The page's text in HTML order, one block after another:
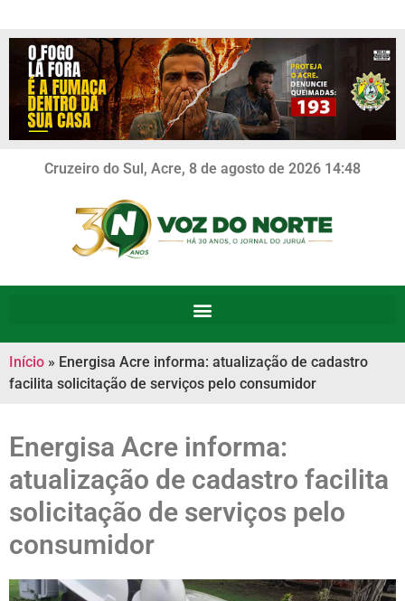
Cruzeiro do Sul, Acre, 8 de agosto de 2026 14:48
Início » Energisa Acre informa: atualização de cadastro
facilita solicitação de serviços pelo consumidor
Energisa Acre informa:
atualização de cadastro facilita
solicitação de serviços pelo
consumidor